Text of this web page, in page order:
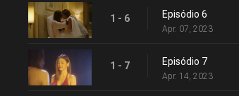
1 - 6 Episódio 6
Apr. 07, 2023
1 - 7 Episódio 7
Apr. 14, 2023